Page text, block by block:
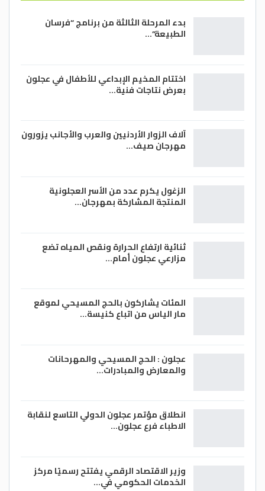
بدء المرحلة الثالثة من برنامج “فرسان
الطبيعة”…
اختتام المخيم الإبداعي للأطفال في عجلون
بعرض نتاجات فنية…
آلاف الزوار الأردنيين والعرب والأجانب يزورون
مهرجان صيف…
الزغول يكرم عدد من الأسر العجلونية
المنتجة المشاركة بمهرجان…
ثنائية ارتفاع الحرارة ونقص المياه تضع
مزارعي عجلون أمام…
المئات يشاركون بالحج المسيحي لموقع
مار الياس من اتباع كنيسة…
عجلون : الحج المسيحي والمهرحانات
والمعارض والمبادرات…
انطلاق مؤتمر عجلون الدولي التاسع لنقابة
الاطباء فرع عجلون…
وزير الاقتصاد الرقمي يفتتح رسميًا مركز
الخدمات الحكومي في…